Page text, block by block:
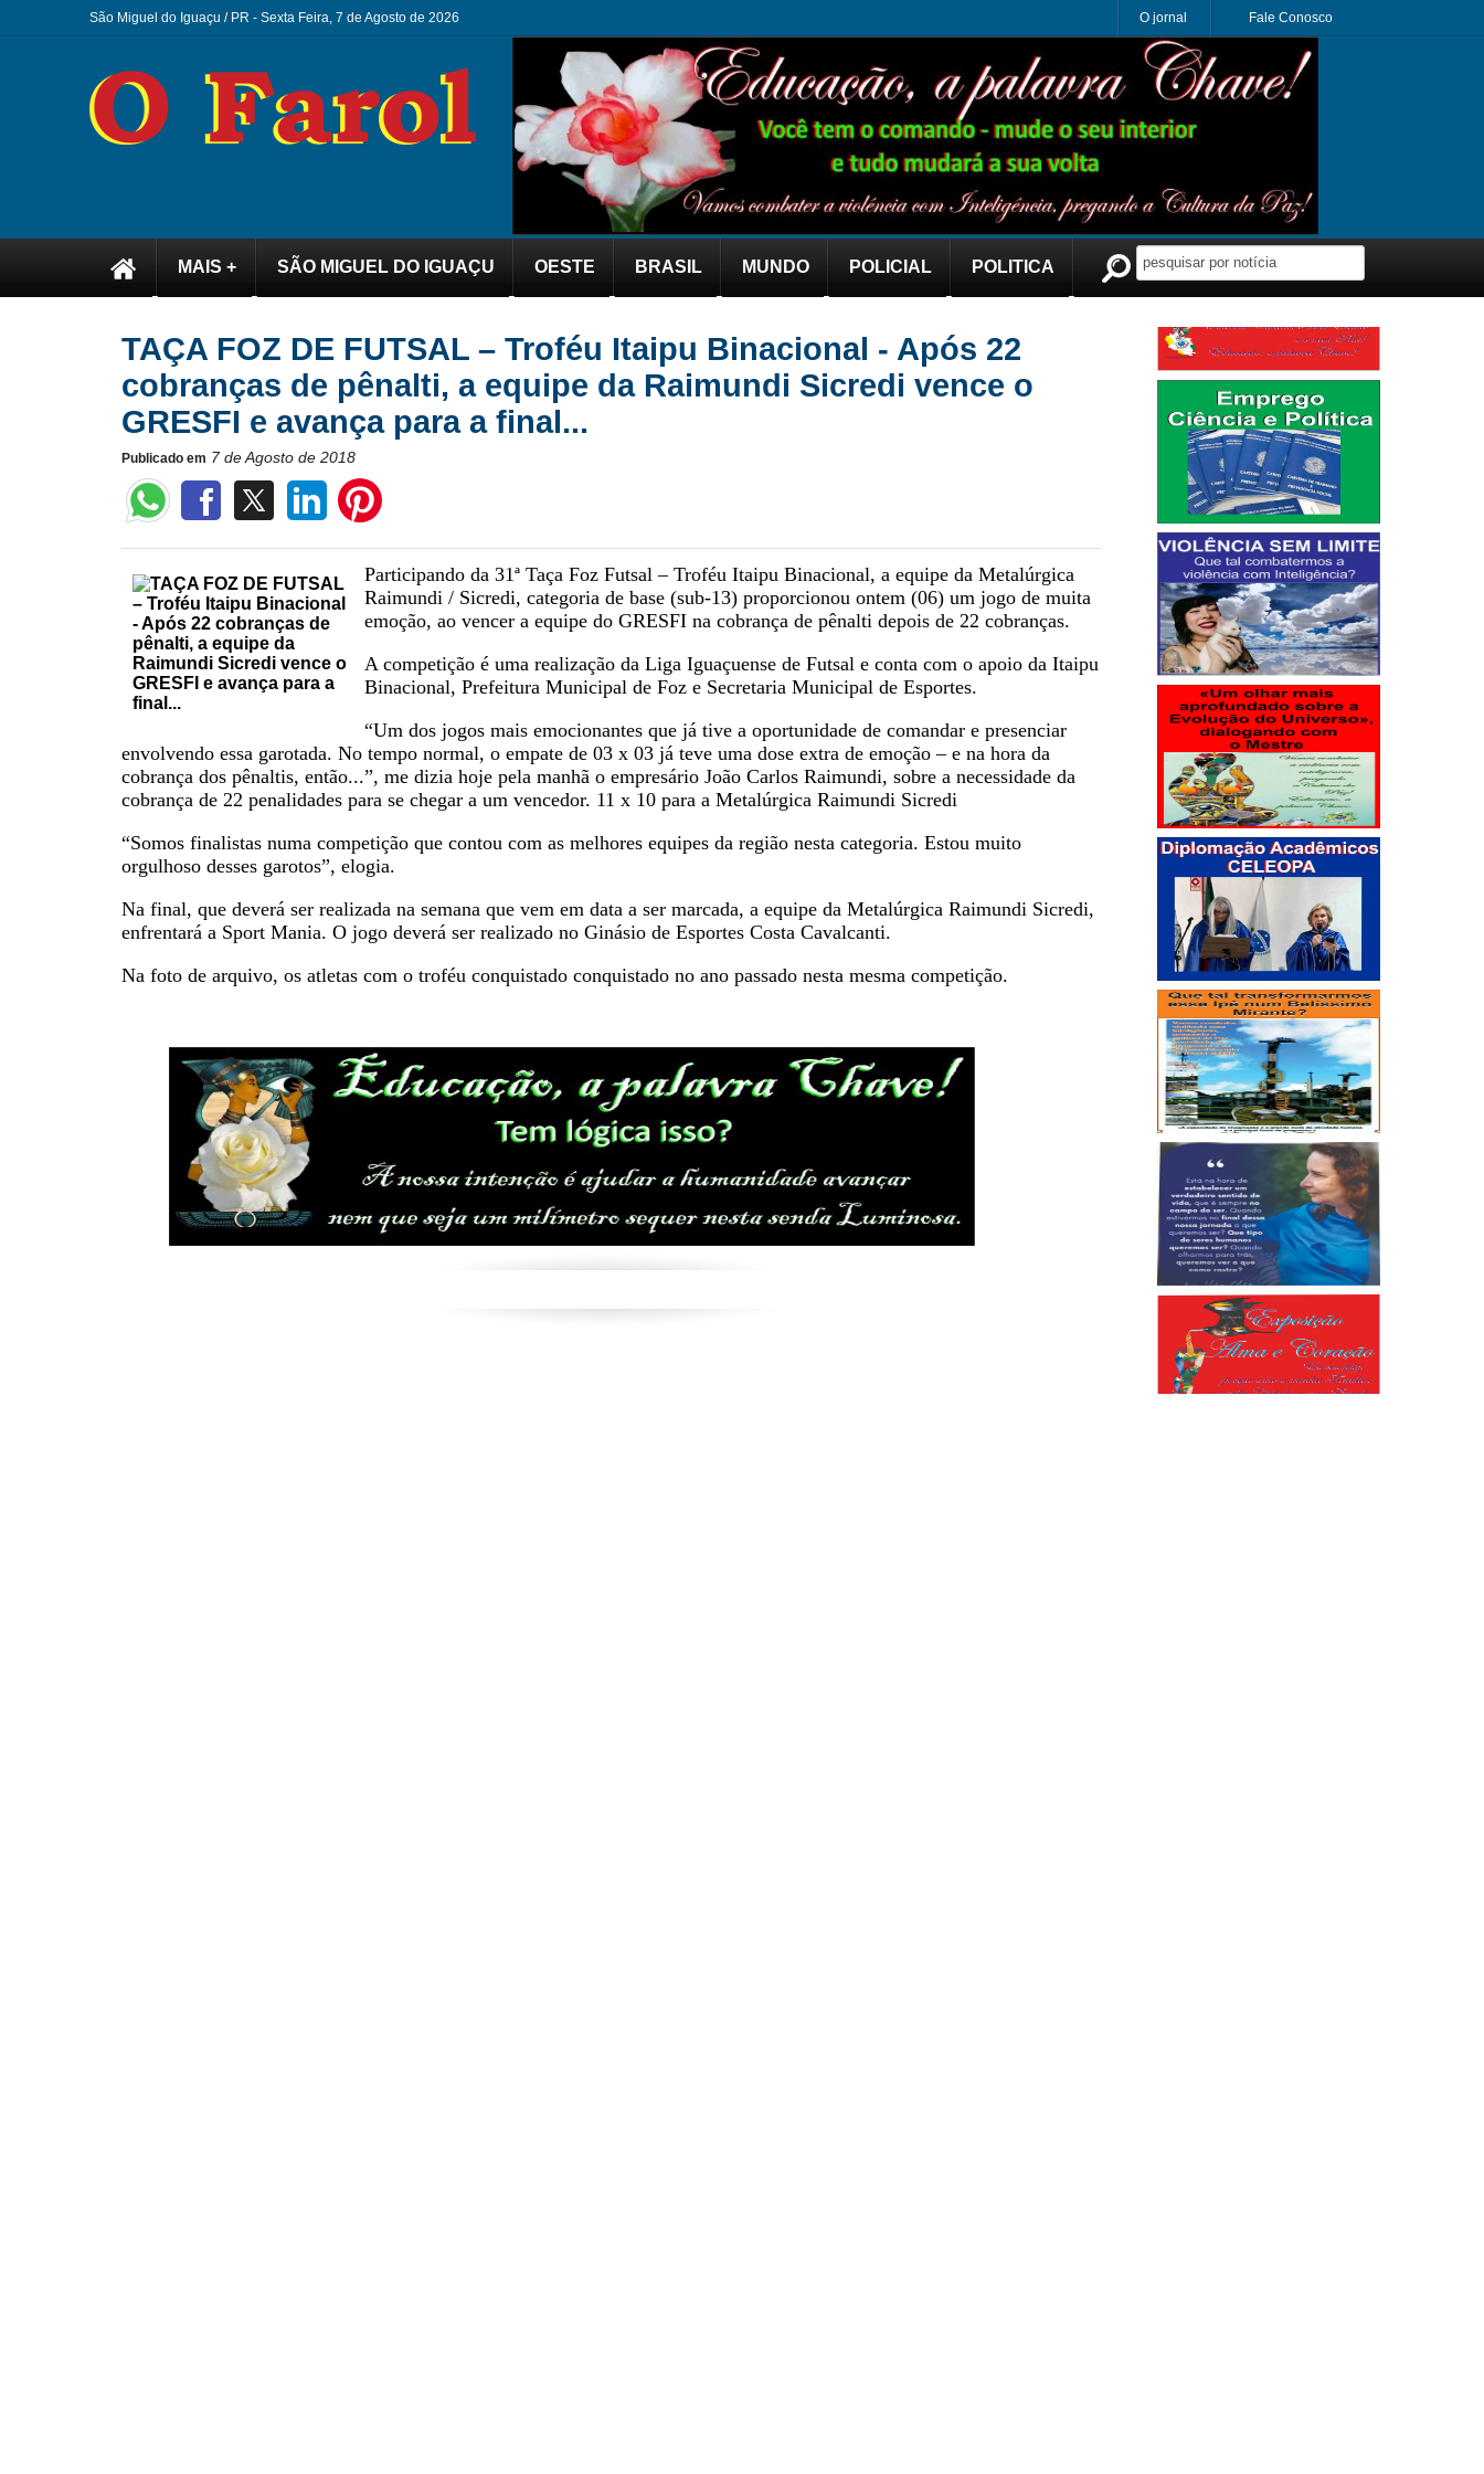
São Miguel do Iguaçu / PR - Sexta Feira, 7 de Agosto de 2026 O jornal Fale Conosco
MAIS + SÃO MIGUEL DO IGUAÇU OESTE BRASIL MUNDO POLICIAL POLITICA
TAÇA FOZ DE FUTSAL – Troféu Itaipu Binacional - Após 22
cobranças de pênalti, a equipe da Raimundi Sicredi vence o
GRESFI e avança para a final...
Publicado em 7 de Agosto de 2018
Participando da 31ª Taça Foz Futsal – Troféu Itaipu Binacional, a equipe da Metalúrgica
Raimundi / Sicredi, categoria de base (sub-13) proporcionou ontem (06) um jogo de muita
emoção, ao vencer a equipe do GRESFI na cobrança de pênalti depois de 22 cobranças.
A competição é uma realização da Liga Iguaçuense de Futsal e conta com o apoio da Itaipu
Binacional, Prefeitura Municipal de Foz e Secretaria Municipal de Esportes.
“Um dos jogos mais emocionantes que já tive a oportunidade de comandar e presenciar
envolvendo essa garotada. No tempo normal, o empate de 03 x 03 já teve uma dose extra de emoção – e na hora da
cobrança dos pênaltis, então...”, me dizia hoje pela manhã o empresário João Carlos Raimundi, sobre a necessidade da
cobrança de 22 penalidades para se chegar a um vencedor. 11 x 10 para a Metalúrgica Raimundi Sicredi
“Somos finalistas numa competição que contou com as melhores equipes da região nesta categoria. Estou muito
orgulhoso desses garotos”, elogia.
Na final, que deverá ser realizada na semana que vem em data a ser marcada, a equipe da Metalúrgica Raimundi Sicredi,
enfrentará a Sport Mania. O jogo deverá ser realizado no Ginásio de Esportes Costa Cavalcanti.
Na foto de arquivo, os atletas com o troféu conquistado conquistado no ano passado nesta mesma competição.